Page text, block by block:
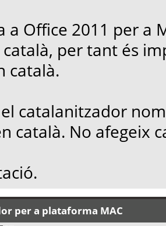
a Office 2011 per a
per tant és
català.
catalanitzador
català. No afegeix
per a plataforma MAC